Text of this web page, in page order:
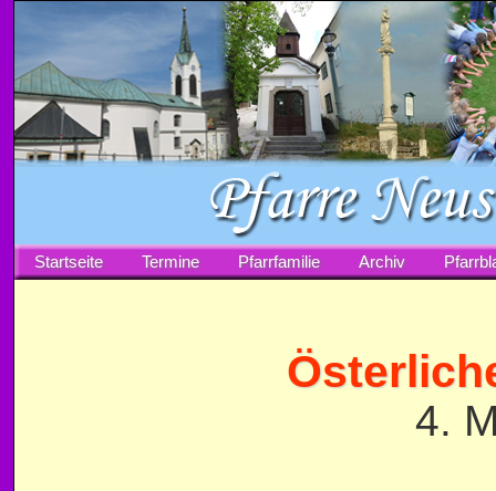
Startseite Termine Pfarrfamilie Archiv
4.